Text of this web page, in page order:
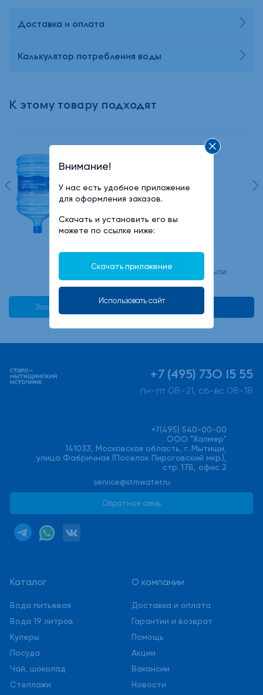
Доставка и оплата
Калькулятор потребления воды
К этому товару подходят
Старо-Мытищинский 19 л
500 руб
минимальный заказ -2 бутыли
Заказать в 1 клик
Каталог
Вода питьевая
Вода 19 литров
Кулеры
Посуда
Чай, шоколад
Стеллажи
О компании
Доставка и оплата
Гарантии и возврат
Помощь
Акции
Вакансии
Новости
+7 (495) 730 15 55
пн-пт 08-21, сб-вс 08-18
+7(495) 540-00-00
ООО "Халмер"
141033, Московская область, г. Мытищи,
улица Фабричная (Поселок Пироговский мкр.),
стр. 17В, офис 2
service@stmwater.ru
Обратная связь
Внимание!
У нас есть удобное приложение
для оформления заказов.
Скачать и установить его вы
можете по ссылке ниже:
Скачать приложение
Использовать сайт